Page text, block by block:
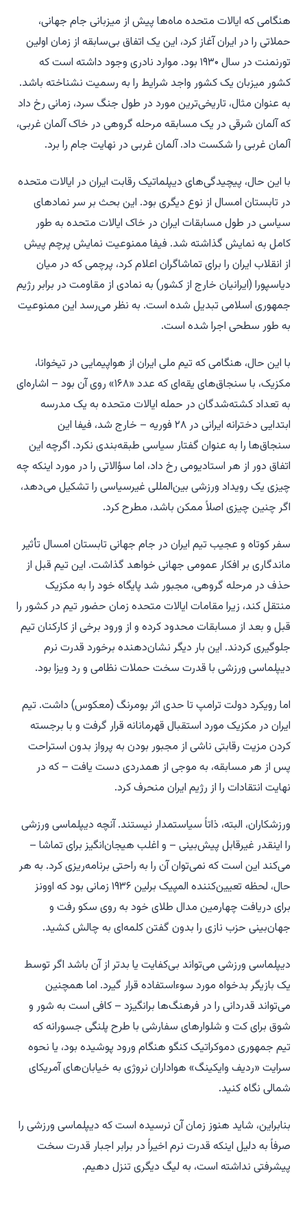
هنگامی که ایالات متحده ماه‌ها پیش از میزبانی جام جهانی،
حملاتی را در ایران آغاز کرد، این یک اتفاق بی‌سابقه از زمان اولین
تورنمنت در سال ۱۹۳۰ بود. موارد نادری وجود داشته است که
کشور میزبان یک کشور واجد شرایط را به رسمیت نشناخته باشد.
به عنوان مثال، تاریخی‌ترین مورد در طول جنگ سرد، زمانی رخ داد
که آلمان شرقی در یک مسابقه مرحله گروهی در خاک آلمان غربی،
آلمان غربی را شکست داد. آلمان غربی در نهایت جام را برد.
با این حال، پیچیدگی‌های دیپلماتیک رقابت ایران در ایالات متحده
در تابستان امسال از نوع دیگری بود. این بحث بر سر نمادهای
سیاسی در طول مسابقات ایران در خاک ایالات متحده به طور
کامل به نمایش گذاشته شد. فیفا ممنوعیت نمایش پرچم پیش
از انقلاب ایران را برای تماشاگران اعلام کرد، پرچمی که در میان
دیاسپورا (ایرانیان خارج از کشور) به نمادی از مقاومت در برابر رژیم
جمهوری اسلامی تبدیل شده است. به نظر می‌رسد این ممنوعیت
به طور سطحی اجرا شده است.
با این حال، هنگامی که تیم ملی ایران از هواپیمایی در تیخوانا،
مکزیک، با سنجاق‌های یقه‌ای که عدد «۱۶۸» روی آن بود – اشاره‌ای
به تعداد کشته‌شدگان در حمله ایالات متحده به یک مدرسه
ابتدایی دخترانه ایرانی در ۲۸ فوریه – خارج شد، فیفا این
سنجاق‌ها را به عنوان گفتار سیاسی طبقه‌بندی نکرد. اگرچه این
اتفاق دور از هر استادیومی رخ داد، اما سؤالاتی را در مورد اینکه چه
چیزی یک رویداد ورزشی بین‌المللی غیرسیاسی را تشکیل می‌دهد،
اگر چنین چیزی اصلاً ممکن باشد، مطرح کرد.
سفر کوتاه و عجیب تیم ایران در جام جهانی تابستان امسال تأثیر
ماندگاری بر افکار عمومی جهانی خواهد گذاشت. این تیم قبل از
حذف در مرحله گروهی، مجبور شد پایگاه خود را به مکزیک
منتقل کند، زیرا مقامات ایالات متحده زمان حضور تیم در کشور را
قبل و بعد از مسابقات محدود کرده و از ورود برخی از کارکنان تیم
جلوگیری کردند. این بار دیگر نشان‌دهنده برخورد قدرت نرم
دیپلماسی ورزشی با قدرت سخت حملات نظامی و رد ویزا بود.
اما رویکرد دولت ترامپ تا حدی اثر بومرنگ (معکوس) داشت. تیم
ایران در مکزیک مورد استقبال قهرمانانه قرار گرفت و با برجسته
کردن مزیت رقابتی ناشی از مجبور بودن به پرواز بدون استراحت
پس از هر مسابقه، به موجی از همدردی دست یافت – که در
نهایت انتقادات را از رژیم ایران منحرف کرد.
ورزشکاران، البته، ذاتاً سیاستمدار نیستند. آنچه دیپلماسی ورزشی
را اینقدر غیرقابل پیش‌بینی – و اغلب هیجان‌انگیز برای تماشا –
می‌کند این است که نمی‌توان آن را به راحتی برنامه‌ریزی کرد. به هر
حال، لحظه تعیین‌کننده المپیک برلین ۱۹۳۶ زمانی بود که اوونز
برای دریافت چهارمین مدال طلای خود به روی سکو رفت و
جهان‌بینی حزب نازی را بدون گفتن کلمه‌ای به چالش کشید.
دیپلماسی ورزشی می‌تواند بی‌کفایت یا بدتر از آن باشد اگر توسط
یک بازیگر بدخواه مورد سوءاستفاده قرار گیرد. اما همچنین
می‌تواند قدردانی را در فرهنگ‌ها برانگیزد – کافی است به شور و
شوق برای کت و شلوارهای سفارشی با طرح پلنگی جسورانه که
تیم جمهوری دموکراتیک کنگو هنگام ورود پوشیده بود، یا نحوه
سرایت «ردیف وایکینگ» هواداران نروژی به خیابان‌های آمریکای
شمالی نگاه کنید.
بنابراین، شاید هنوز زمان آن نرسیده است که دیپلماسی ورزشی را
صرفاً به دلیل اینکه قدرت نرم اخیراً در برابر اجبار قدرت سخت
پیشرفتی نداشته است، به لیگ دیگری تنزل دهیم.